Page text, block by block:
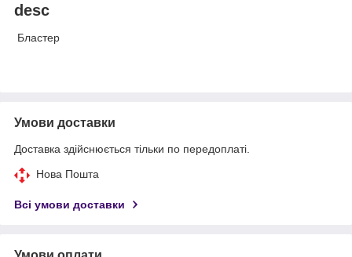
desc
Бластер
Умови доставки
Доставка здійснюється тільки по передоплаті.
Нова Пошта
Всі умови доставки